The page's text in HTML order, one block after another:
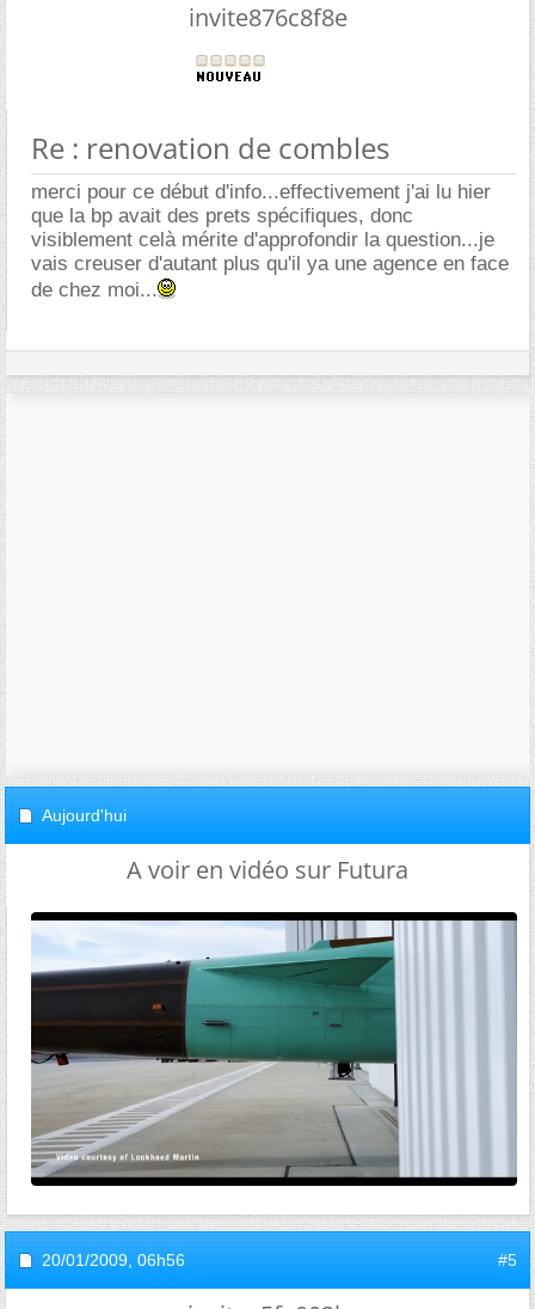
invite876c8f8e
Re : renovation de combles
merci pour ce début d'info...effectivement j'ai lu hier
que la bp avait des prets spécifiques, donc
visiblement celà mérite d'approfondir la question...je
vais creuser d'autant plus qu'il ya une agence en face
de chez moi...
Aujourd'hui
A voir en vidéo sur Futura
20/01/2009, 06h56 #5